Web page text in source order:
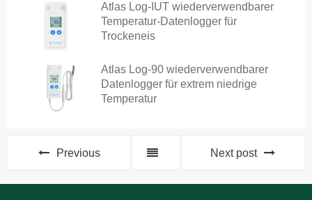
Atlas Log-IUT wiederverwendbarer
Temperatur-Datenlogger für
Trockeneis
Atlas Log-90 wiederverwendbarer
Datenlogger für extrem niedrige
Temperatur
Previous Next post